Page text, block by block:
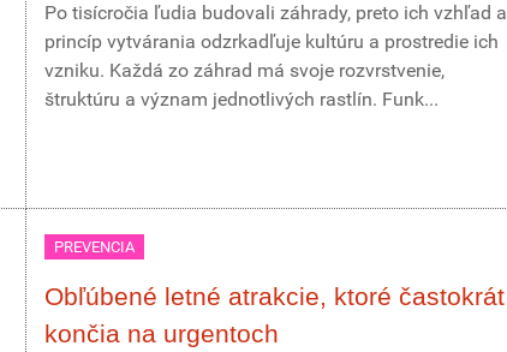
Po tisícročia ľudia budovali záhrady, preto ich vzhľad a
princíp vytvárania odzrkadľuje kultúru a prostredie ich
vzniku. Každá zo záhrad má svoje rozvrstvenie,
štruktúru a význam jednotlivých rastlín. Funk...
PREVENCIA
Obľúbené letné atrakcie, ktoré častokrát
končia na urgentoch